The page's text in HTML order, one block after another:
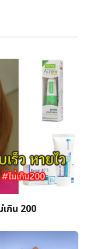
เกิน 200